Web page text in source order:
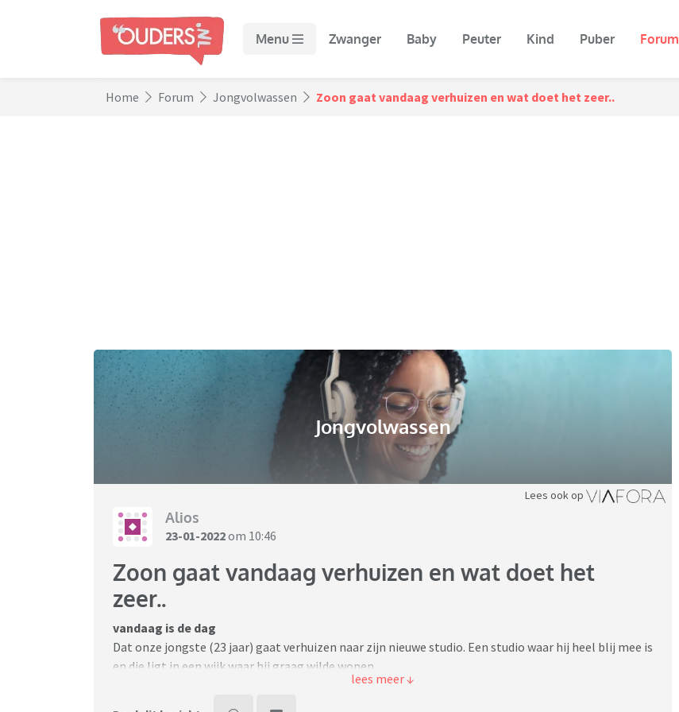
Menu Zwanger Baby Peuter Kind Puber Forum
Home Forum Jongvolwassen Zoon gaat vandaag verhuizen en wat doet het zeer..
Jongvolwassen
Lees ook op
Alios
23-01-2022om 10:46
Zoon gaat vandaag verhuizen en wat doet het
zeer..
vandaag is de dag
Dat onze jongste (23 jaar) gaat verhuizen naar zijn nieuwe studio. Een studio waar hij heel blij mee is
en die ligt in een wijk waar hij graag wilde wonen..
Zowel hij als ik hebben het er supermoeilijk mee. Gisteravond samen een flinke pot gehuild… want